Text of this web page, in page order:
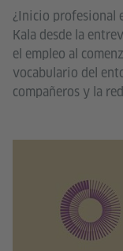
¿Inicio profesional
Kala desde la
el empleo al
vocabulario del
compañeros y la